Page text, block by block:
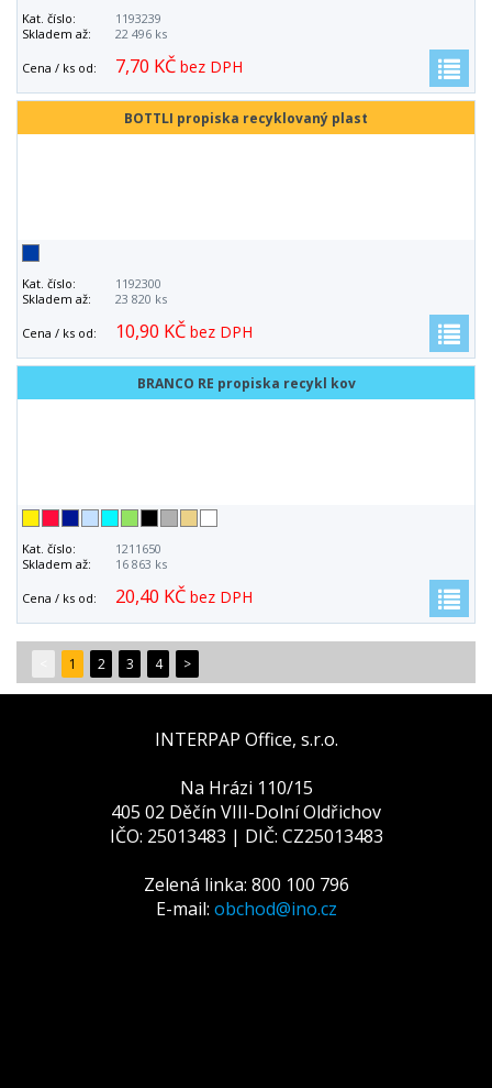
Kat. číslo:
1193239
Skladem až:
22 496 ks
Cena / ks od: 7,70 KČ bez DPH
BOTTLI propiska recyklovaný plast
Kat. číslo:
1192300
Skladem až:
23 820 ks
Cena / ks od: 10,90 KČ bez DPH
BRANCO RE propiska recykl kov
Kat. číslo:
1211650
Skladem až:
16 863 ks
Cena / ks od: 20,40 KČ bez DPH
1 2 3 4 >
INTERPAP Office, s.r.o.
Na Hrázi 110/15
405 02 Děčín VIII-Dolní Oldřichov
IČO: 25013483 | DIČ: CZ25013483
Zelená linka: 800 100 796
E-mail: obchod@ino.cz